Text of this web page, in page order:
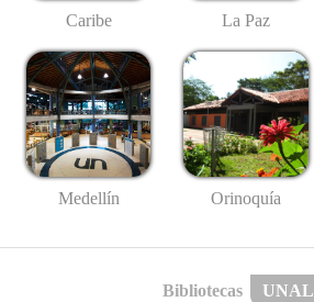
Caribe La Paz
Medellín Orinoquía
Bibliotecas UNAL